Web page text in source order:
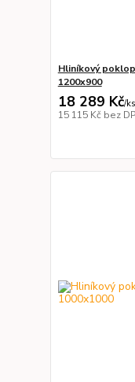
Hliníkový
1200x900
18 289 Kč/ks
15 115 Kč bez